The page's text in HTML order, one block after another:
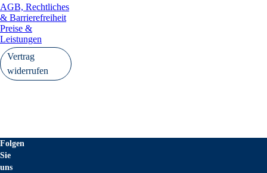
AGB, Rechtliches
& Barrierefreiheit
Preise &
Leistungen
Vertrag
widerrufen
Folgen
Sie
uns